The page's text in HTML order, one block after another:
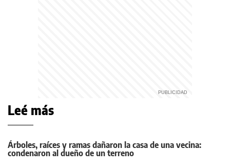
Leé más
Árboles, raíces y ramas dañaron la casa de una vecina:
condenaron al dueño de un terreno